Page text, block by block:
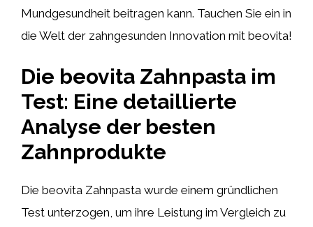
Mundgesundheit beitragen kann. Tauchen Sie ein in
die Welt der zahngesunden Innovation mit beovita!
Die beovita Zahnpasta im
Test: Eine detaillierte
Analyse der besten
Zahnprodukte
Die beovita Zahnpasta wurde einem gründlichen
Test unterzogen, um ihre Leistung im Vergleich zu